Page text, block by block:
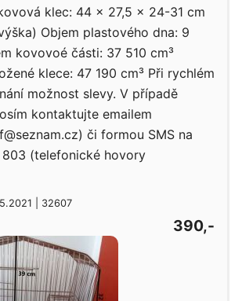
klec: 44 x 27,5 x 24-31 cm
Objem plastového dna: 9
kovovoé části: 37 510 cm³
klece: 47 190 cm³ Při rychlém
možnost slevy. V případě
kontaktujte emailem
či formou SMS na
(telefonické hovory
| 32607
390,-